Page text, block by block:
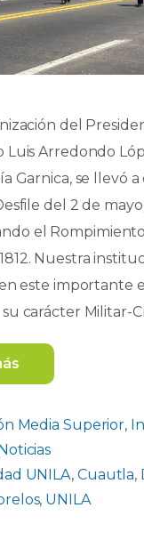
del
Luis Arredondo
Garnica, se llevó a
del 2 de
el
Nuestra
este importante
carácter Militar-
Media Superior,
Noticias
UNILA, Cuautla,
, UNILA